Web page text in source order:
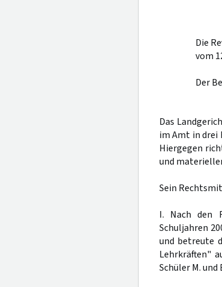
Die
vom
Der
Das
im Amt in drei
Hiergegen
und
Sein
I. Nach den
Schuljahren
und betreute
Lehrkräften"
Schüler M.